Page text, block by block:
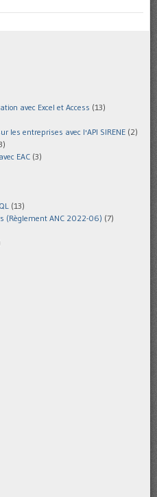
avec Excel et Access (13)
les entreprises avec l'API SIRENE (2)
EAC (3)
(13)
(Règlement ANC 2022-06) (7)